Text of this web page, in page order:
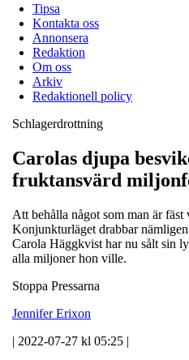
Tipsa
Kontakta oss
Annonsera
Redaktion
Om oss
Arkiv
Redaktionell policy
Schlagerdrottning
Carolas djupa
fruktansvärd
Att behålla något som man är
Konjunkturläget drabbar
Carola Häggkvist har nu sålt sin
alla miljoner hon ville.
Stoppa Pressarna
Jennifer Erixon
| 2022-07-27 kl 05:25 |